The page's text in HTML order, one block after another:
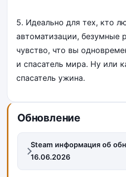
5. Идеально для тех, кто
автоматизации, безумные
чувство, что вы
и спасатель мира. Ну или
спасатель ужина.
Обновление
Steam информация об
16.06.2026